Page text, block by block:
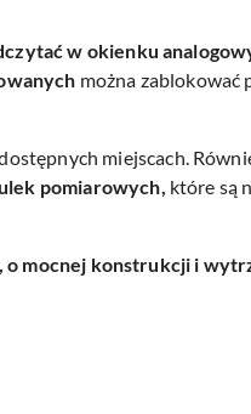
w okienku
można zablokować
miejscach.
pomiarowych, które są
o mocnej konstrukcji i